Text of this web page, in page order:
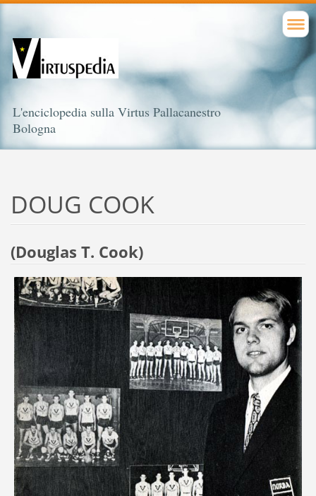
L'enciclopedia sulla Virtus Pallacanestro
Bologna
DOUG COOK
(Douglas T. Cook)